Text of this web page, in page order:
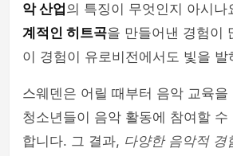
악 산업 의 특징이 무엇인지 아시나
계적인 히트곡을 만들어낸 경험이
이 경험이 유로비전에서도 빛을 발
스웨덴은 어릴 때부터 음악 교육
청소년들이 음악 활동에 참여할
합니다. 그 결과, 다양한 음악적 경